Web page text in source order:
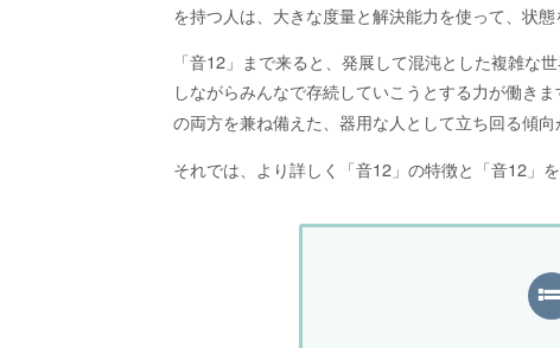
を持つ人は、大きな度量と解決能力を使って、状態
「音12」まで来ると、発展して混沌とした複雑な
しながらみんなで存続していこうとする力が働き
の両方を兼ね備えた、器用な人として立ち回る傾向
それでは、より詳しく「音12」の特徴と「音12」